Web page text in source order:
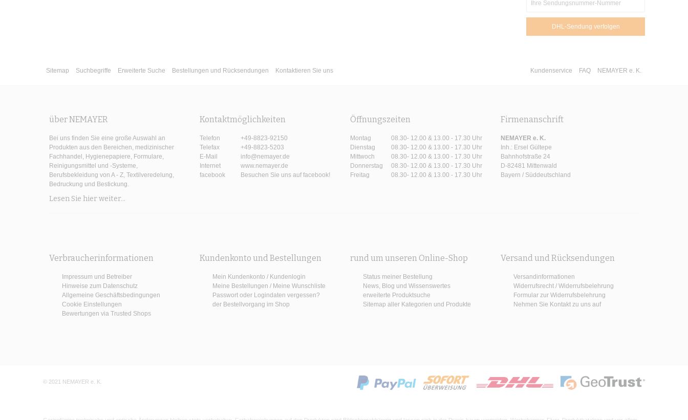
Sitemap Suchbegriffe Erweiterte Suche Bestellungen und Rücksendungen Kontaktieren Sie uns Kundenservice FAQ NEMAYER e. K.
über NEMAYER
Bei uns finden Sie eine große Auswahl an
Produkten aus den Bereichen, medizinischer
Fachhandel, Hygienepapiere, Formulare,
Reinigungsmittel und -Systeme,
Berufsbekleidung von A - Z, Textilveredelung,
Bedruckung und Bestickung.
Lesen Sie hier weiter...
Kontaktmöglichkeiten
Telefon
+49-8823-92150
Telefax
+49-8823-5203
E-Mail
info@nemayer.de
Internet
www.nemayer.de
facebook
Besuchen Sie uns auf facebook!
Öffnungszeiten
Montag
08.30- 12.00 & 13.00 - 17.30 Uhr
Dienstag
08.30- 12.00 & 13.00 - 17.30 Uhr
Mittwoch
08.30- 12.00 & 13.00 - 17.30 Uhr
Donnerstag
08.30- 12.00 & 13.00 - 17.30 Uhr
Freitag
08.30- 12.00 & 13.00 - 17.30 Uhr
Firmenanschrift
NEMAYER e. K.
Inh.: Ersel Gültepe
Bahnhofstraße 24
D-82481 Mittenwald
Bayern / Süddeutschland
Verbraucherinformationen
Impressum und Betreiber
Hinweise zum Datenschutz
Allgemeine Geschäftsbedingungen
Cookie Einstellungen
Bewertungen via Trusted Shops
Kundenkonto und Bestellungen
Mein Kundenkonto / Kundenlogin
Meine Bestellungen / Meine Wunschliste
Passwort oder Logindaten vergessen?
der Bestellvorgang im Shop
rund um unseren Online-Shop
Status meiner Bestellung
News, Blog und Wissenswertes
erweiterte Produktsuche
Sitemap aller Kategorien und Produkte
Versand und Rücksendungen
Versandinformationen
Widerrufsrecht / Widerrufsbelehrung
Formular zur Widerrufsbelehrung
Nehmen Sie Kontakt zu uns auf
© 2021 NEMAYER e. K.